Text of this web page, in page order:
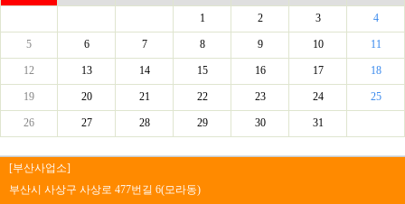
1
2 3 4
5 6 7 8 9 10 11
12 13 14 15 16 17 18
19 20 21 22 23 24 25
26 27 28 29 30 31
[부산사업소]
부산시 사상구 사상로 477번길 6(모라동)